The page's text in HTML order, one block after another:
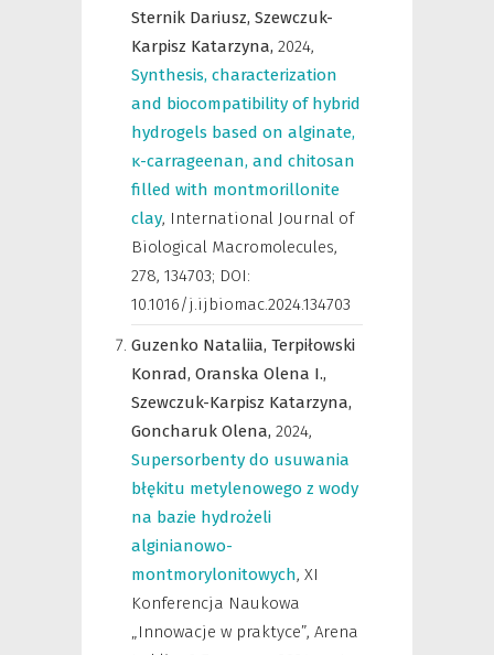
Sternik Dariusz, Szewczuk-
Karpisz Katarzyna, 2024,
Synthesis, characterization
and biocompatibility of hybrid
hydrogels based on alginate,
κ-carrageenan, and chitosan
filled with montmorillonite
clay, International Journal of
Biological Macromolecules,
278, 134703; DOI:
10.1016/j.ijbiomac.2024.134703
Guzenko Nataliia, Terpiłowski
Konrad, Oranska Olena I.,
Szewczuk-Karpisz Katarzyna,
Goncharuk Olena, 2024,
Supersorbenty do usuwania
błękitu metylenowego z wody
na bazie hydrożeli
alginianowo-
montmorylonitowych, XI
Konferencja Naukowa
„Innowacje w praktyce”, Arena